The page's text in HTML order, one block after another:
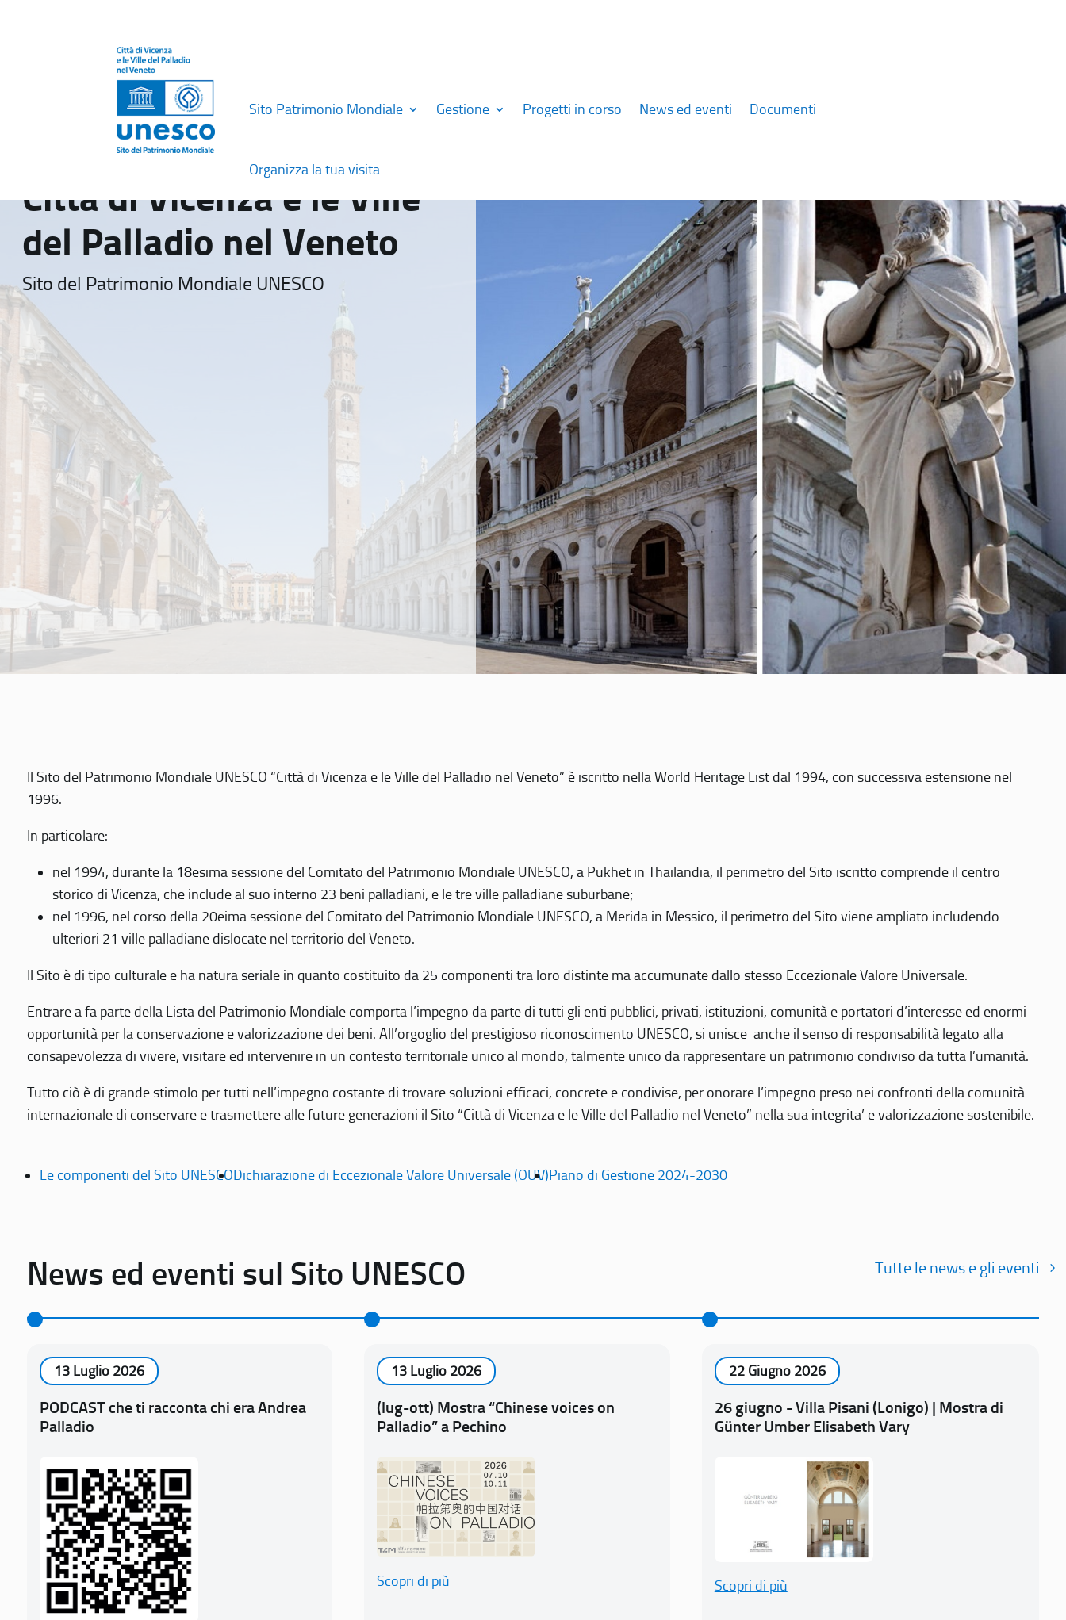
Sito Patrimonio Mondiale Gestione Progetti in corso News ed eventi Documenti
Organizza la tua visita
Città di Vicenza e le Ville
del Palladio nel Veneto
Sito del Patrimonio Mondiale UNESCO
Il Sito del Patrimonio Mondiale UNESCO “Città di Vicenza e le Ville del Palladio nel Veneto” è iscritto nella World Heritage List dal 1994, con successiva estensione nel
1996.
In particolare:
nel 1994, durante la 18esima sessione del Comitato del Patrimonio Mondiale UNESCO, a Pukhet in Thailandia, il perimetro del Sito iscritto comprende il centro
storico di Vicenza, che include al suo interno 23 beni palladiani, e le tre ville palladiane suburbane;
nel 1996, nel corso della 20eima sessione del Comitato del Patrimonio Mondiale UNESCO, a Merida in Messico, il perimetro del Sito viene ampliato includendo
ulteriori 21 ville palladiane dislocate nel territorio del Veneto.
Il Sito è di tipo culturale e ha natura seriale in quanto costituito da 25 componenti tra loro distinte ma accumunate dallo stesso Eccezionale Valore Universale.
Entrare a fa parte della Lista del Patrimonio Mondiale comporta l’impegno da parte di tutti gli enti pubblici, privati, istituzioni, comunità e portatori d’interesse ed enormi
opportunità per la conservazione e valorizzazione dei beni. All’orgoglio del prestigioso riconoscimento UNESCO, si unisce anche il senso di responsabilità legato alla
consapevolezza di vivere, visitare ed intervenire in un contesto territoriale unico al mondo, talmente unico da rappresentare un patrimonio condiviso da tutta l’umanità.
Tutto ciò è di grande stimolo per tutti nell’impegno costante di trovare soluzioni efficaci, concrete e condivise, per onorare l’impegno preso nei confronti della comunità
internazionale di conservare e trasmettere alle future generazioni il Sito “Città di Vicenza e le Ville del Palladio nel Veneto” nella sua integrita’ e valorizzazione sostenibile.
Le componenti del Sito UNESCODichiarazione di Eccezionale Valore Universale (OUV)Piano di Gestione 2024-2030
News ed eventi sul Sito UNESCO Tutte le news e gli eventi
13 Luglio 2026
PODCAST che ti racconta chi era Andrea
Palladio
13 Luglio 2026
(lug-ott) Mostra “Chinese voices on
Palladio” a Pechino
Scopri di più
22 Giugno 2026
26 giugno - Villa Pisani (Lonigo) | Mostra di
Günter Umber Elisabeth Vary
Scopri di più